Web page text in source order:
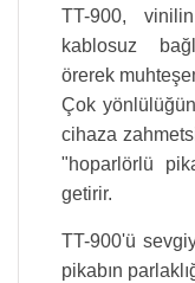
TT-900,
kablosuz
örerek
Çok yönlülüğün
cihaza
"hoparlörlü
getirir.
TT-900'ü
pikabın